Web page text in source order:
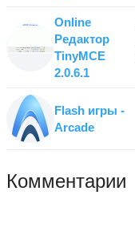
Online
Редактор
TinyMCE
2.0.6.1
Flаsh игры -
Arcade
Комментарии